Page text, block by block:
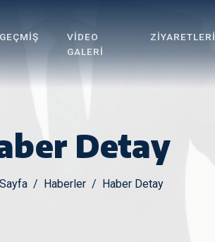
VIDEO
GALERI
ZIYARETLERI
Detay
Haberler Haber Detay